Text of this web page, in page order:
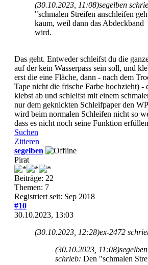
(30.10.2023, 11:08)segelben
"schmalen Streifen anschleifen
kaum, weil dann das Abdeckband
wird.
Das geht. Entweder schleifst du die
auf der kein Wasserpass sein soll, und
erst die eine Fläche, dann - nach dem
Tape nicht die frische Farbe hochzieht) -
klebst ab und schleifst mit einem
nur dem geknickten Schleifpaper den
wird beim normalen Schleifen nicht so
dass es nicht noch seine Funktion
Suchen
Zitieren
segelben
Pirat
Beiträge: 22
Themen: 7
Registriert seit: Sep 2018
#10
30.10.2023, 13:03
(30.10.2023, 12:28)ex-2472
(30.10.2023, 11:08)segelben
schrieb: Den "schmalen